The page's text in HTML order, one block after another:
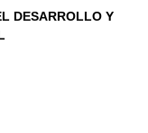
DESARROLLO Y